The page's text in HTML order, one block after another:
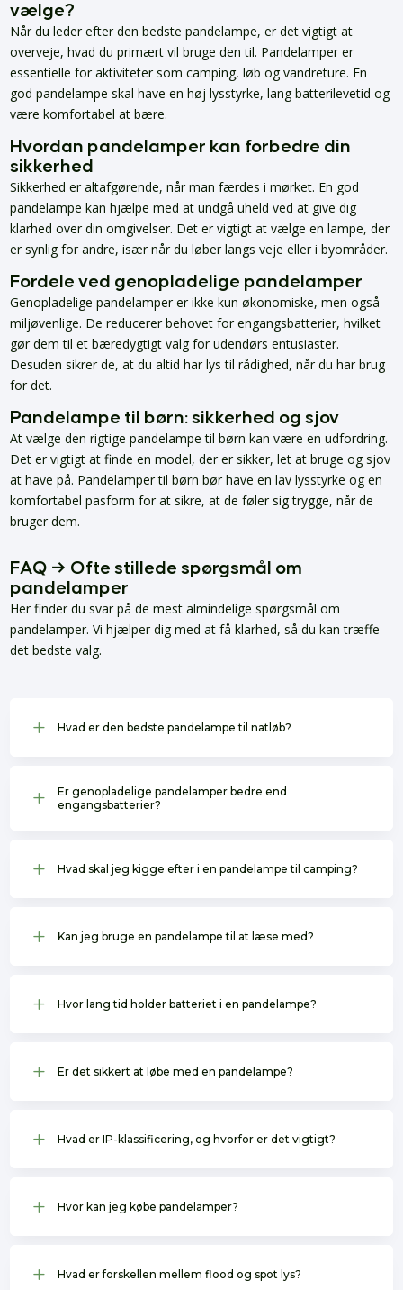
vælge?
Når du leder efter den bedste pandelampe, er det vigtigt at
overveje, hvad du primært vil bruge den til. Pandelamper er
essentielle for aktiviteter som camping, løb og vandreture. En
god pandelampe skal have en høj lysstyrke, lang batterilevetid og
være komfortabel at bære.
Hvordan pandelamper kan forbedre din
sikkerhed
Sikkerhed er altafgørende, når man færdes i mørket. En god
pandelampe kan hjælpe med at undgå uheld ved at give dig
klarhed over din omgivelser. Det er vigtigt at vælge en lampe, der
er synlig for andre, især når du løber langs veje eller i byområder.
Fordele ved genopladelige pandelamper
Genopladelige pandelamper er ikke kun økonomiske, men også
miljøvenlige. De reducerer behovet for engangsbatterier, hvilket
gør dem til et bæredygtigt valg for udendørs entusiaster.
Desuden sikrer de, at du altid har lys til rådighed, når du har brug
for det.
Pandelampe til børn: sikkerhed og sjov
At vælge den rigtige pandelampe til børn kan være en udfordring.
Det er vigtigt at finde en model, der er sikker, let at bruge og sjov
at have på. Pandelamper til børn bør have en lav lysstyrke og en
komfortabel pasform for at sikre, at de føler sig trygge, når de
bruger dem.
FAQ → Ofte stillede spørgsmål om
pandelamper
Her finder du svar på de mest almindelige spørgsmål om
pandelamper. Vi hjælper dig med at få klarhed, så du kan træffe
det bedste valg.
L Hvad er den bedste pandelampe til natløb?
L
Er genopladelige pandelamper bedre end
engangsbatterier?
L Hvad skal jeg kigge efter i en pandelampe til camping?
L Kan jeg bruge en pandelampe til at læse med?
L Hvor lang tid holder batteriet i en pandelampe?
L Er det sikkert at løbe med en pandelampe?
L Hvad er IP-klassificering, og hvorfor er det vigtigt?
L Hvor kan jeg købe pandelamper?
L Hvad er forskellen mellem flood og spot lys?